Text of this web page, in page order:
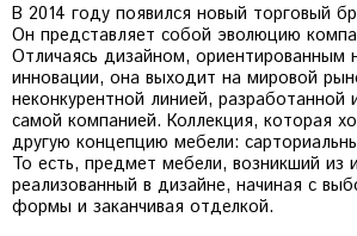
В 2014 году появился новый торговый
Он представляет собой эволюцию
Отличаясь дизайном, ориентированным
инновации, она выходит на мировой
неконкурентной линией, разработанной
самой компанией. Коллекция, которая
другую концепцию мебели:
То есть, предмет мебели, возникший из
реализованный в дизайне, начиная с
формы и заканчивая отделкой.